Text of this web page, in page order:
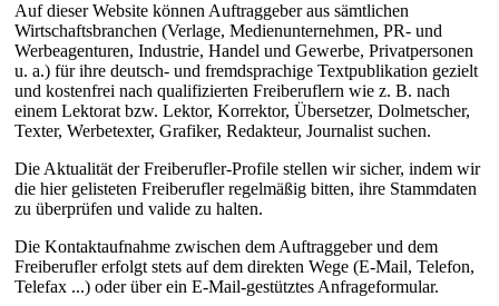
Auf dieser Website können Auftraggeber aus sämtlichen
Wirtschaftsbranchen (Verlage, Medienunternehmen, PR- und
Werbeagenturen, Industrie, Handel und Gewerbe, Privatpersonen
u. a.) für ihre deutsch- und fremdsprachige Textpublikation gezielt
und kostenfrei nach qualifizierten Freiberuflern wie z. B. nach
einem Lektorat bzw. Lektor, Korrektor, Übersetzer, Dolmetscher,
Texter, Werbetexter, Grafiker, Redakteur, Journalist suchen.
Die Aktualität der Freiberufler-Profile stellen wir sicher, indem wir
die hier gelisteten Freiberufler regelmäßig bitten, ihre Stammdaten
zu überprüfen und valide zu halten.
Die Kontaktaufnahme zwischen dem Auftraggeber und dem
Freiberufler erfolgt stets auf dem direkten Wege (E-Mail, Telefon,
Telefax ...) oder über ein E-Mail-gestütztes Anfrageformular.